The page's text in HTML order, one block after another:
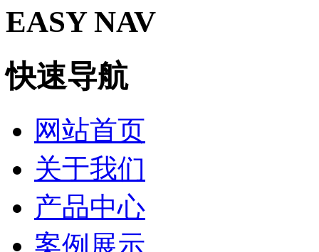
EASY NAV
快速导航
网站首页
关于我们
产品中心
案例展示